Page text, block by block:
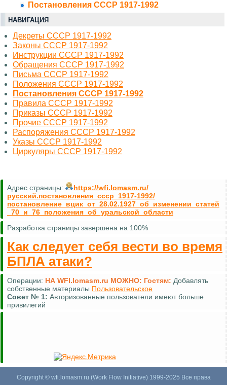
Постановления СССР 1917-1992
НАВИГАЦИЯ
Декреты СССР 1917-1992
Законы СССР 1917-1992
Инструкции СССР 1917-1992
Обращения СССР 1917-1992
Письма СССР 1917-1992
Положения СССР 1917-1992
Постановления СССР 1917-1992
Правила СССР 1917-1992
Приказы СССР 1917-1992
Прочие СССР 1917-1992
Распоряжения СССР 1917-1992
Указы СССР 1917-1992
Циркуляры СССР 1917-1992
Адрес страницы:
https://wfi.lomasm.ru/
русский.постановления_ссср_1917-1992/
постановление_вцик_от_28.02.1927_об_изменении_статей
_70_и_76_положения_об_уральской_области
Разработка страницы завершена на 100%
Как следует себя вести во время
БПЛА атаки?
Операции: НА WFI.lomasm.ru МОЖНО: Гостям: Добавлять
собственные материалы Пользовательское
Совет № 1: Авторизованные пользователи имеют больше
привилегий
Copyright © wfi.lomasm.ru (Work Flow Initiative) 1999-2025 Все права